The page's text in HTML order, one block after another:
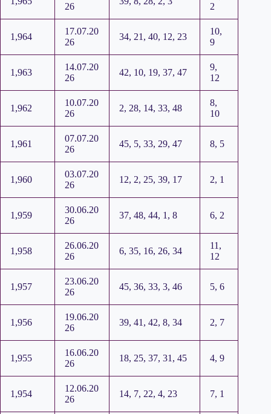
26
2
1,964
17.07.20
26
34, 21, 40, 12, 23
10,
9
1,963
14.07.20
26
42, 10, 19, 37, 47
9,
12
1,962
10.07.20
26
2, 28, 14, 33, 48
8,
10
1,961
07.07.20
26
45, 5, 33, 29, 47 8, 5
1,960
03.07.20
26
12, 2, 25, 39, 17 2, 1
1,959
30.06.20
26
37, 48, 44, 1, 8 6, 2
1,958
26.06.20
26
6, 35, 16, 26, 34
11,
12
1,957
23.06.20
26
45, 36, 33, 3, 46 5, 6
1,956
19.06.20
26
39, 41, 42, 8, 34 2, 7
1,955
16.06.20
26
18, 25, 37, 31, 45 4, 9
1,954
12.06.20
26
14, 7, 22, 4, 23 7, 1